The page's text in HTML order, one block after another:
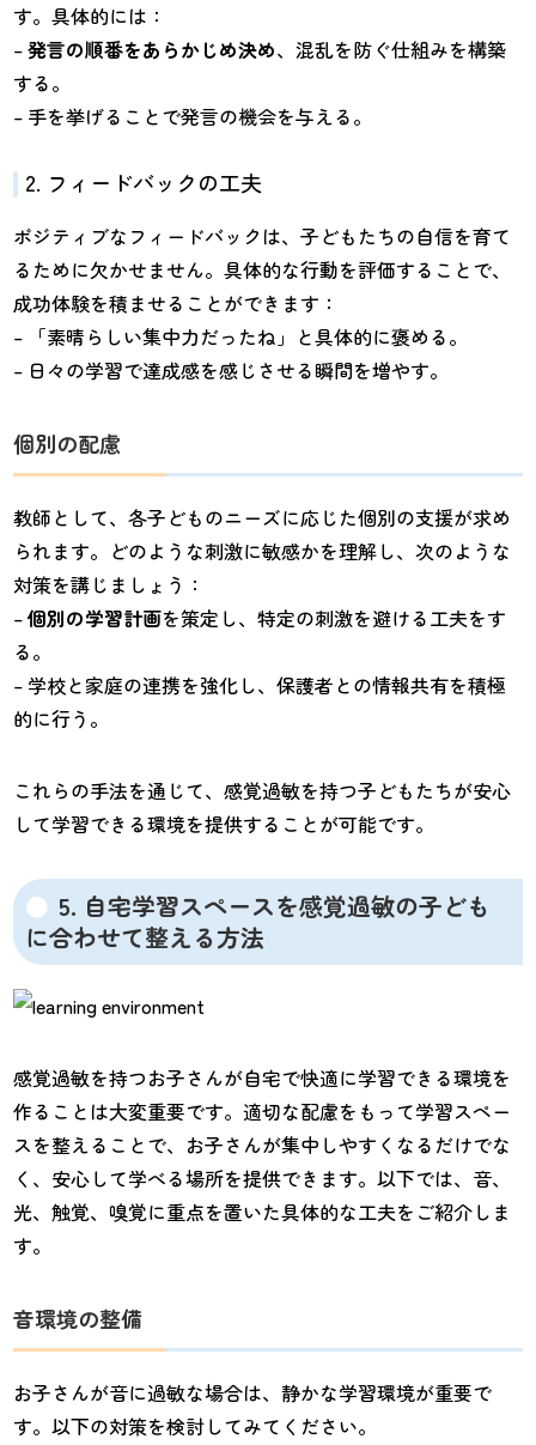
す。具体的には：
–発言の順番をあらかじめ決め、混乱を防ぐ仕組みを構築
する。
– 手を挙げることで発言の機会を与える。
2. フィードバックの工夫
ポジティブなフィードバックは、子どもたちの自信を育て
るために欠かせません。具体的な行動を評価することで、
成功体験を積ませることができます：
– 「素晴らしい集中力だったね」と具体的に褒める。
– 日々の学習で達成感を感じさせる瞬間を増やす。
個別の配慮
教師として、各子どものニーズに応じた個別の支援が求め
られます。どのような刺激に敏感かを理解し、次のような
対策を講じましょう：
–個別の学習計画を策定し、特定の刺激を避ける工夫をす
る。
– 学校と家庭の連携を強化し、保護者との情報共有を積極
的に行う。
これらの手法を通じて、感覚過敏を持つ子どもたちが安心
して学習できる環境を提供することが可能です。
5. 自宅学習スペースを感覚過敏の子ども
に合わせて整える方法
感覚過敏を持つお子さんが自宅で快適に学習できる環境を
作ることは大変重要です。適切な配慮をもって学習スペー
スを整えることで、お子さんが集中しやすくなるだけでな
く、安心して学べる場所を提供できます。以下では、音、
光、触覚、嗅覚に重点を置いた具体的な工夫をご紹介しま
す。
音環境の整備
お子さんが音に過敏な場合は、静かな学習環境が重要で
す。以下の対策を検討してみてください。